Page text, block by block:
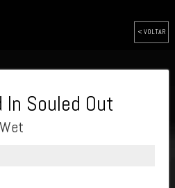
< VOLTAR
In Souled Out